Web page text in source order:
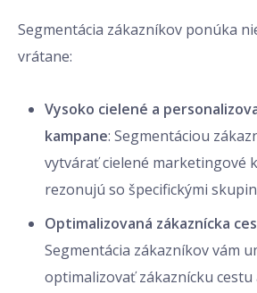
Segmentácia zákazníkov ponúka
vrátane:
Vysoko cielené a
kampane: Segmentáciou
vytvárať cielené marketingové
rezonujú so špecifickými
Optimalizovaná zákaznícka
Segmentácia zákazníkov vám
optimalizovať zákaznícku